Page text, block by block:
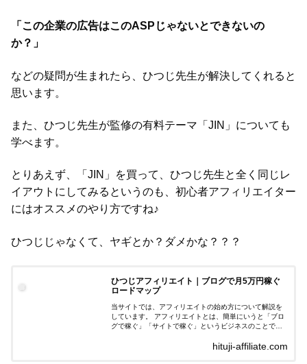
「この企業の広告はこのASPじゃないとできないの
か？」
などの疑問が生まれたら、ひつじ先生が解決してくれると
思います。
また、ひつじ先生が監修の有料テーマ「JIN」についても
学べます。
とりあえず、「JIN」を買って、ひつじ先生と全く同じレ
イアウトにしてみるというのも、初心者アフィリエイター
にはオススメのやり方ですね♪
ひつじじゃなくて、ヤギとか？ダメかな？？？
ひつじアフィリエイト｜ブログで月5万円稼ぐ
ロードマップ
当サイトでは、アフィリエイトの始め方について解説を
しています。 アフィリエイトとは、簡単にいうと「ブロ
グで稼ぐ」「サイトで稼ぐ」というビジネスのことです
hituji-affiliate.com